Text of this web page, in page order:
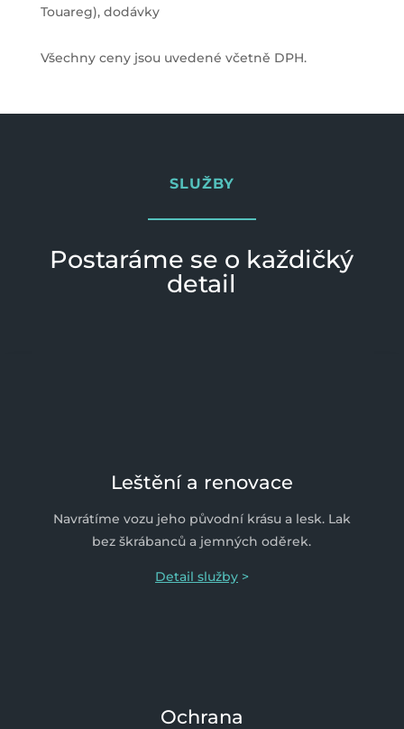
Touareg), dodávky
Všechny ceny jsou uvedené včetně DPH.
SLUŽBY
Postaráme se o každičký
detail
Leštění a renovace
Navrátíme vozu jeho původní krásu a lesk. Lak
bez škrábanců a jemných oděrek.
Detail služby>
Ochrana